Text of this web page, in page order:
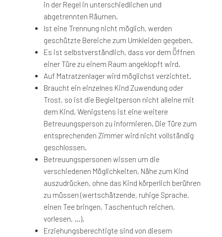
in der Regel in unterschiedlichen und
abgetrennten Räumen.
Ist eine Trennung nicht möglich, werden
geschützte Bereiche zum Umkleiden gegeben.
Es ist selbstverständlich, dass vor dem Öffnen
einer Türe zu einem Raum angeklopft wird.
Auf Matratzenlager wird möglichst verzichtet.
Braucht ein einzelnes Kind Zuwendung oder
Trost, so ist die Begleitperson nicht alleine mit
dem Kind. Wenigstens ist eine weitere
Betreuungsperson zu informieren. Die Türe zum
entsprechenden Zimmer wird nicht vollständig
geschlossen.
Betreuungspersonen wissen um die
verschiedenen Möglichkeiten, Nähe zum Kind
auszudrücken, ohne das Kind körperlich berühren
zu müssen (wertschätzende, ruhige Sprache,
einen Tee bringen, Taschentuch reichen,
vorlesen, …).
Erziehungsberechtigte sind von diesem